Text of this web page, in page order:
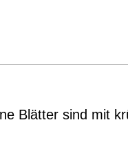
Blätter sind mit